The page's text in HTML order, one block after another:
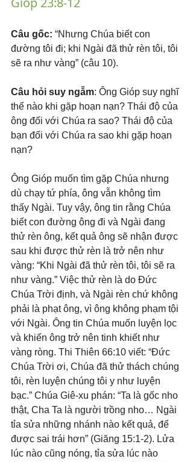
Câu gốc: “Nhưng Chúa biết con
đường tôi đi; khi Ngài đã thử rèn tôi, tôi
sẽ ra như vàng” (câu 10).
Câu hỏi suy ngẫm: Ông Gióp suy nghĩ
thế nào khi gặp hoạn nạn? Thái độ của
ông đối với Chúa ra sao? Thái độ của
bạn đối với Chúa ra sao khi gặp hoạn
nạn?
Ông Gióp muốn tìm gặp Chúa nhưng
dù chạy tứ phía, ông vẫn không tìm
thấy Ngài. Tuy vậy, ông tin rằng Chúa
biết con đường ông đi và Ngài đang
thử rèn ông, kết quả ông sẽ nhận được
sau khi được thử rèn là trở nên như
vàng: “Khi Ngài đã thử rèn tôi, tôi sẽ ra
như vàng.” Việc thử rèn là do Đức
Chúa Trời định, và Ngài rèn chứ không
phải là phạt ông, vì ông không phạm tội
với Ngài. Ông tin Chúa muốn luyện lọc
và khiến ông trở nên tinh khiết như
vàng ròng. Thi Thiên 66:10 viết: “Đức
Chúa Trời ơi, Chúa đã thử thách chúng
tôi, rèn luyện chúng tôi y như luyện
bạc.” Chúa Giê-xu phán: “Ta là gốc nho
thật, Cha Ta là người trồng nho… Ngài
tỉa sửa những nhánh nào kết quả, để
được sai trái hơn” (Giăng 15:1-2). Lửa
lúc nào cũng nóng, tỉa sửa lúc nào